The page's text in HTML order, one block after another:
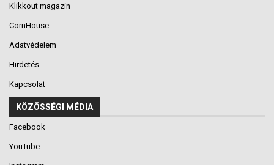
Klikkout magazin
CornHouse
Adatvédelem
Hirdetés
Kapcsolat
KÖZÖSSÉGI MÉDIA
Facebook
YouTube